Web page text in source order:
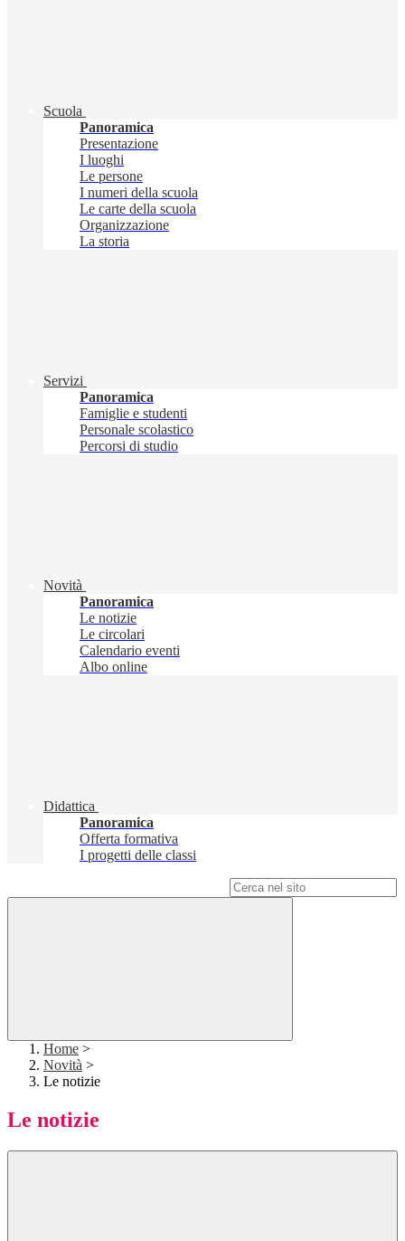
Scuola
Panoramica
Presentazione
I luoghi
Le persone
I numeri della scuola
Le carte della scuola
Organizzazione
La storia
Servizi
Panoramica
Famiglie e studenti
Personale scolastico
Percorsi di studio
Novità
Panoramica
Le notizie
Le circolari
Calendario eventi
Albo online
Didattica
Panoramica
Offerta formativa
I progetti delle classi
Home >
Novità >
Le notizie
Le notizie